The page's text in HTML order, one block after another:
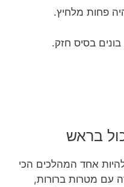
פחות מלחיץ.
בסיס חזק.
בראש
אחד המהלכים הכי
עם מטרות ברורות,